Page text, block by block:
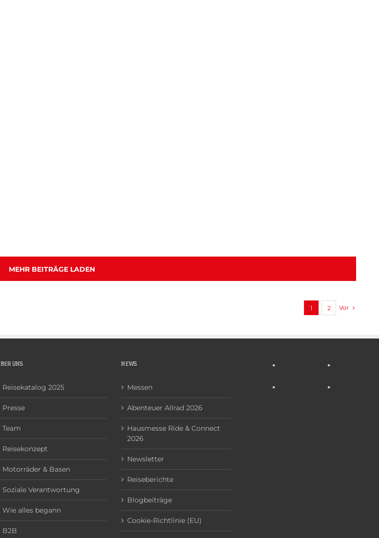
MEHR BEITRÄGE LADEN
1 2 Vor
UNS
Reisekatalog 2025
Presse
Team
Reisekonzept
Motorräder & Basen
Soziale Verantwortung
Wie alles begann
B2B
NEWS
Messen
Abenteuer Allrad 2026
Hausmesse Ride & Connect
2026
Newsletter
Reiseberichte
Blogbeiträge
Cookie-Richtlinie (EU)